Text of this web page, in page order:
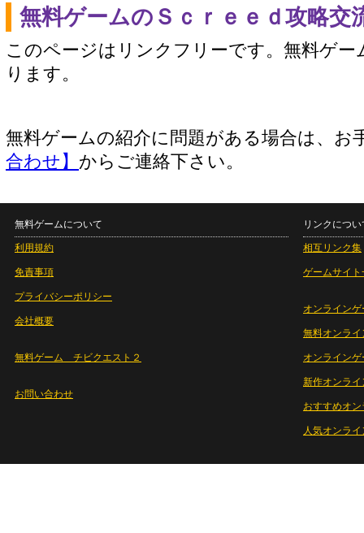
無料ゲームのＳｃｒｅｅｄ攻略交
このページはリンクフリーです。無料ゲー
ります。
無料ゲームの紹介に問題がある場合は、お
合わせ】 からご連絡下さい。
無料ゲームについて
利用規約
免責事項
プライバシーポリシー
会社概要
無料ゲーム チビクエスト２
お問い合わせ
リンクについ
相互リンク集
ゲームサイト
オンラインゲ
無料オンライ
オンライン
新作オンライ
おすすめオ
人気オンラ